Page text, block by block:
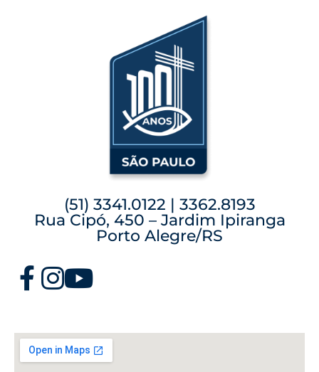
(51) 3341.0122 | 3362.8193
Rua Cipó, 450 – Jardim Ipiranga
Porto Alegre/RS